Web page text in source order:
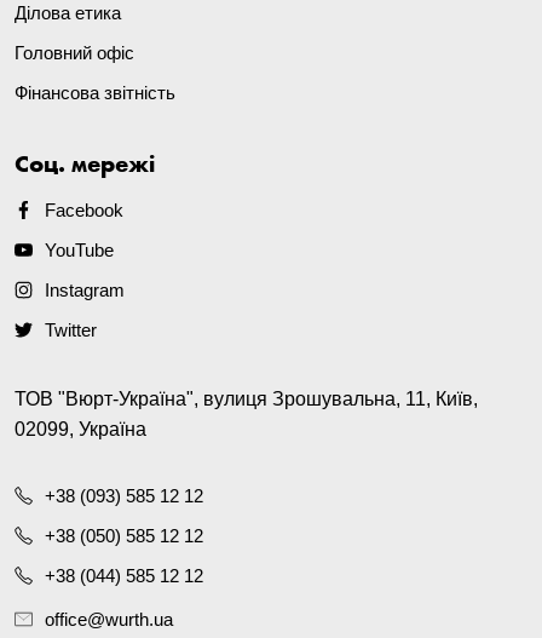
Ділова етика
Головний офіс
Фінансова звітність
Соц. мережі
Facebook
YouTube
Instagram
Twitter
ТОВ "Вюрт-Україна", вулиця Зрошувальна, 11, Київ,
02099, Україна
+38 (093) 585 12 12
+38 (050) 585 12 12
+38 (044) 585 12 12
office@wurth.ua